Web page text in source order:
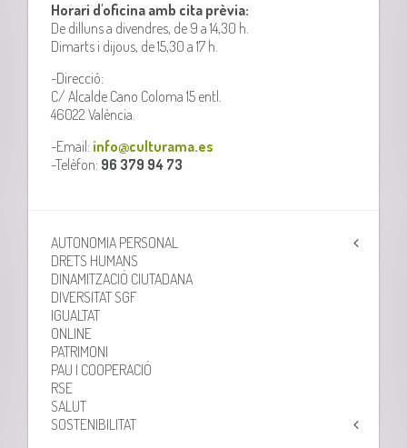
Horari d'oficina amb cita prèvia:
De dilluns a divendres, de 9 a 14,30 h.
Dimarts i dijous, de 15,30 a 17 h.
-Direcció:
C/ Alcalde Cano Coloma 15 entl.
46022 València.
-Email: info@culturama.es
-Telèfon: 96 379 94 73
AUTONOMIA PERSONAL
DRETS HUMANS
DINAMITZACIÓ CIUTADANA
DIVERSITAT SGF
IGUALTAT
ONLINE
PATRIMONI
PAU I COOPERACIÓ
RSE
SALUT
SOSTENIBILITAT